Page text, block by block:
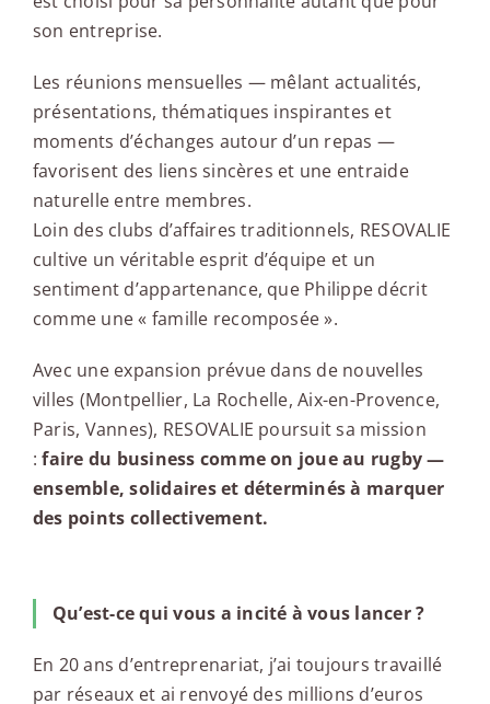
son entreprise.
Les réunions mensuelles — mêlant actualités,
présentations, thématiques inspirantes et
moments d’échanges autour d’un repas —
favorisent des liens sincères et une entraide
naturelle entre membres.
Loin des clubs d’affaires traditionnels, RESOVALIE
cultive un véritable esprit d’équipe et un
sentiment d’appartenance, que Philippe décrit
comme une « famille recomposée ».
Avec une expansion prévue dans de nouvelles
villes (Montpellier, La Rochelle, Aix-en-Provence,
Paris, Vannes), RESOVALIE poursuit sa mission
:faire du business comme on joue au rugby —
ensemble, solidaires et déterminés à marquer
des points collectivement.
Qu’est-ce qui vous a incité à vous lancer ?
En 20 ans d’entreprenariat, j’ai toujours travaillé
par réseaux et ai renvoyé des millions d’euros